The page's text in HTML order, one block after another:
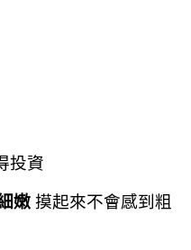
投資
嫩 摸起來不會感到粗